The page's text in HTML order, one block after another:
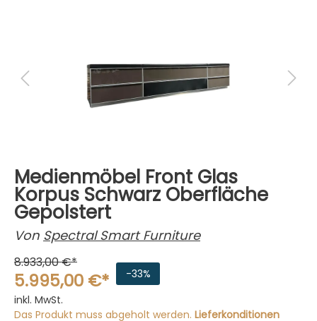
Medienmöbel Front Glas
Korpus Schwarz Oberfläche
Gepolstert
Von Spectral Smart Furniture
8.933,00 €*
5.995,00 €*
-33%
inkl. MwSt.
Das Produkt muss abgeholt werden. Lieferkonditionen